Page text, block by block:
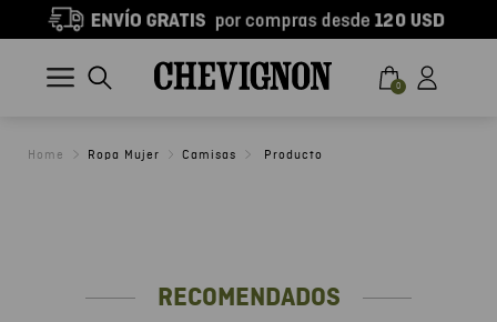
0
Ropa Mujer Camisas
RECOMENDADOS